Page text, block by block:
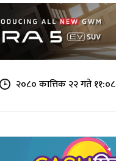
२०८० कात्तिक २२ गते ११:०८